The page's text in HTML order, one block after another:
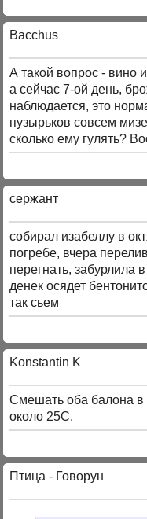
Bacchus
А такой вопрос - вино
а сейчас 7-ой день,
наблюдается, это
пузырьков совсем
сколько ему гулять?
сержант
собирал изабеллу в
погребе, вчера
перегнать, забурлила
денек осядет
так сьем
Konstantin K
Смешать оба балона в
около 25С.
Птица - Говорун